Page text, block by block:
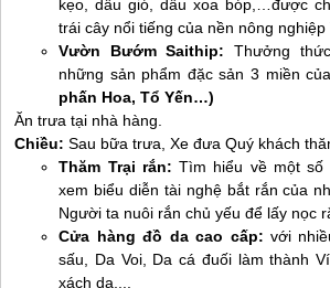
kẹo, dầu gió, dầu xoa bóp,…được
trái cây nổi tiếng của nền nông nghiệp
Vườn Bướm Saithip: Thưởng
những sản phẩm đặc sản 3 miền
phấn Hoa, Tổ Yến…)
Ăn trưa tại nhà hàng.
Chiều: Sau bữa trưa, Xe đưa Quý khách
Thăm Trại rắn: Tìm hiểu về một số
xem biểu diễn tài nghệ bắt rắn của
Người ta nuôi rắn chủ yếu để lấy nọc
Cửa hàng đồ da cao cấp: với
sấu, Da Voi, Da cá đuối làm thành
xách da,...